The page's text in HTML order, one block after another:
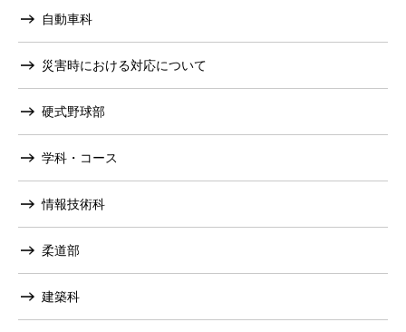
自動車科
災害時における対応について
硬式野球部
学科・コース
情報技術科
柔道部
建築科